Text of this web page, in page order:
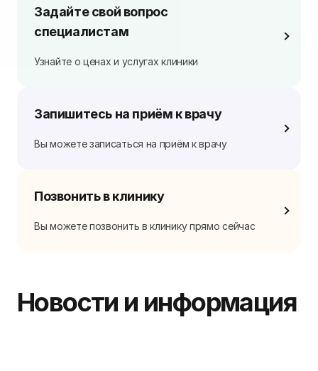
Задайте свой вопрос
специалистам
Узнайте о ценах и услугах клиники
Запишитесь на приём к врачу
Вы можете записаться на приём к врачу
Позвонить в клинику
Вы можете позвонить в клинику прямо сейчас
Новости и информация